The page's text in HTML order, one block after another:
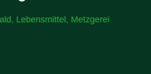
, Lebensmittel , Metzgerei